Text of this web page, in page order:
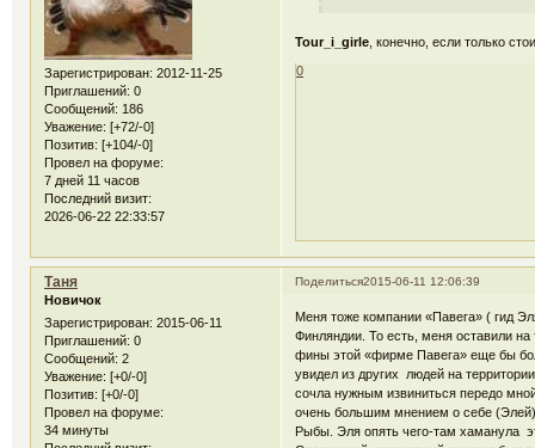
Зарегистрирован: 2012-11-25
Приглашений: 0
Сообщений: 186
Уважение: [+72/-0]
Позитив: [+104/-0]
Провел на форуме:
7 дней 11 часов
Последний визит:
2026-06-22 22:33:57
Tour_i_girle , конечно, если только
0
Поделиться2015-06-11 12:06:39
Таня
Новичок
Зарегистрирован: 2015-06-11
Приглашений: 0
Сообщений: 2
Уважение: [+0/-0]
Позитив: [+0/-0]
Провел на форуме:
34 минуты
Меня тоже компании «Павега» ( гид
Финляндии. То есть, меня оставили
фины этой «фирме Павега» еще бы
увидел из других людей на
сочла нужным извиниться передо
очень большим мнением о себе
Рыбы. Эля опять чего-там хаманула